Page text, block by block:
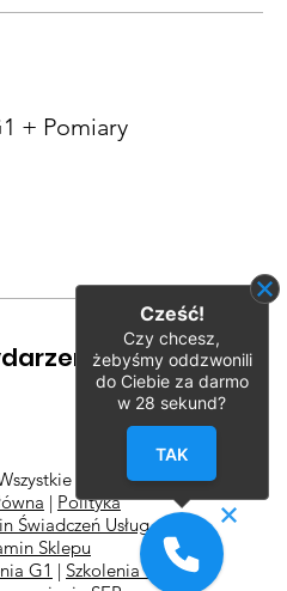
+ Pomiary
Prawa
| Polityka
Świadczeń Usług
Sklepu
G1 | Szkolenia G2
l
Cześć!
Czy chcesz,
żebyśmy oddzwonili
do Ciebie za darmo
w 28 sekund?
TAK